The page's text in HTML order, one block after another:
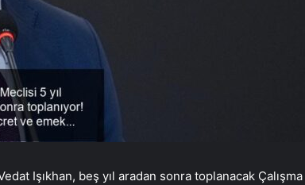
Işıkhan, beş yıl aradan sonra toplanacak Çalışma